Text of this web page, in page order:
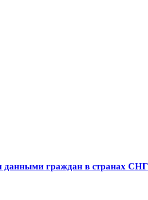
данными граждан в странах СНГ